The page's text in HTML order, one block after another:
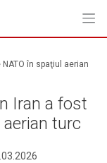
în spaţiul aerian
Iran a fost
turc